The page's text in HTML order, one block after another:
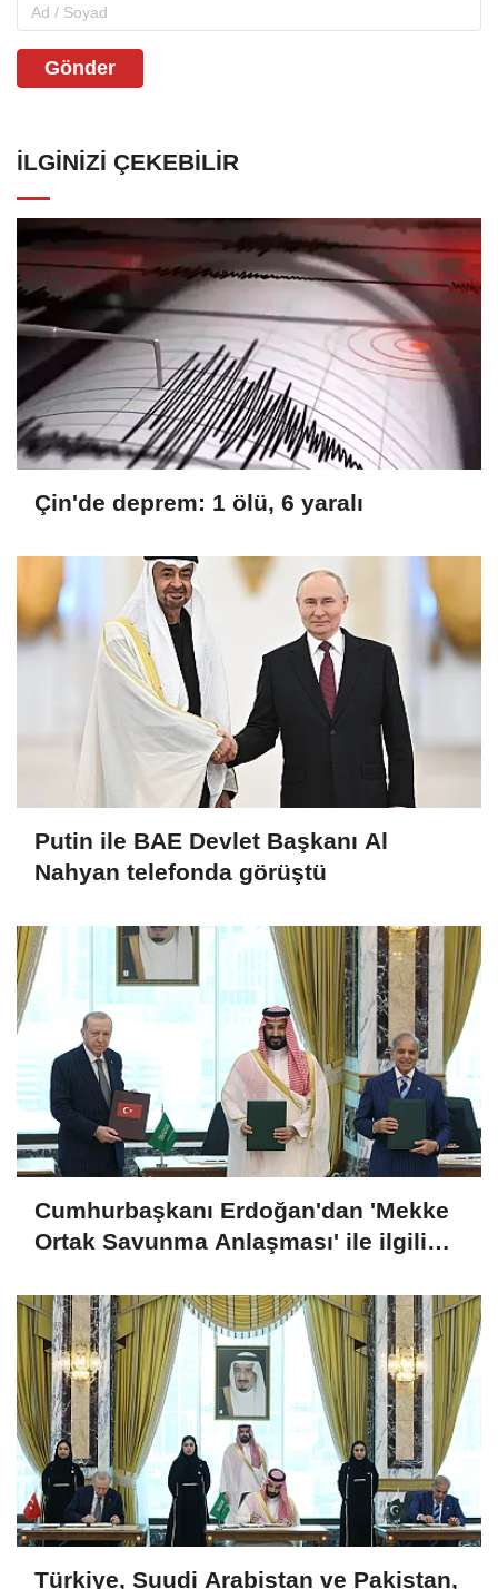
Gönder
İLGINIZI ÇEKEBILIR
Çin'de deprem: 1 ölü, 6 yaralı
Putin ile BAE Devlet Başkanı Al
Nahyan telefonda görüştü
Cumhurbaşkanı Erdoğan'dan 'Mekke
Ortak Savunma Anlaşması' ile ilgili
Türkiye, Suudi Arabistan ve Pakistan,